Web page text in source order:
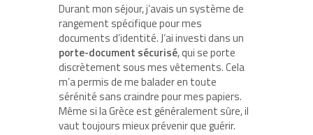
Durant mon séjour, j’avais un système de
rangement spécifique pour mes
documents d’identité. J’ai investi dans un
porte-document sécurisé, qui se porte
discrètement sous mes vêtements. Cela
m’a permis de me balader en toute
sérénité sans craindre pour mes papiers.
Même si la Grèce est généralement sûre, il
vaut toujours mieux prévenir que guérir.